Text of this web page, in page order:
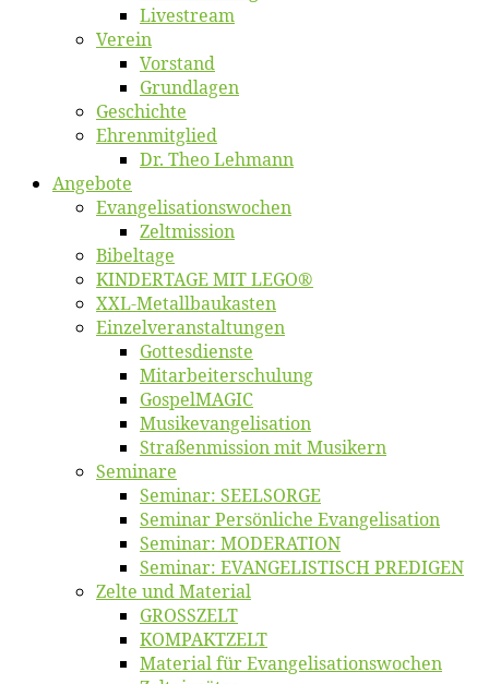
Live­stream
Ver­ein
Vor­stand
Grund­la­gen
Ge­schich­te
Eh­ren­mit­glied
Dr. Theo Lehmann
An­ge­bo­te
Evangelisa­tions­wo­chen
Zelt­mis­si­on
Bi­bel­ta­ge
KINDERTAGE MIT LEGO®
XXL-Me­­tal­l­­bau­­kas­­ten
Einzelver­an­stal­tungen
Got­tes­diens­te
Mitarbeiter­schulung
Gos­pel­MA­GIC
Musikevan­ge­li­sa­tion
Straßenmis­sion mit Musikern
Se­mi­na­re
Se­mi­nar: SEELSORGE
Se­mi­nar Per­sön­li­che Evangelisation
Se­mi­nar: MODERATION
Se­mi­nar: EVANGELISTISCH PREDIGEN
Zel­te und Material
GROSSZELT
KOMPAKTZELT
Ma­te­ri­al für Evangelisationswochen